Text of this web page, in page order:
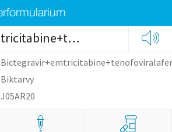
Bictegravir+emtricitabine+tenofoviralafenamide
Biktarvy
J05AR20